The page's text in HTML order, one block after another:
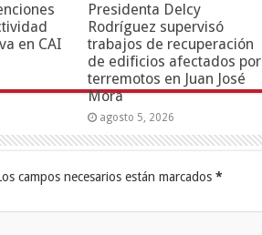
en CAI
Presidenta Delcy
Rodríguez supervisó
trabajos de recuperación
de edificios afectados por
terremotos en Juan José
Mora
agosto 5, 2026
campos necesarios están marcados *